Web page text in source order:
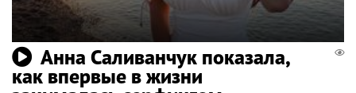
Анна Саливанчук показала,
как впервые в жизни